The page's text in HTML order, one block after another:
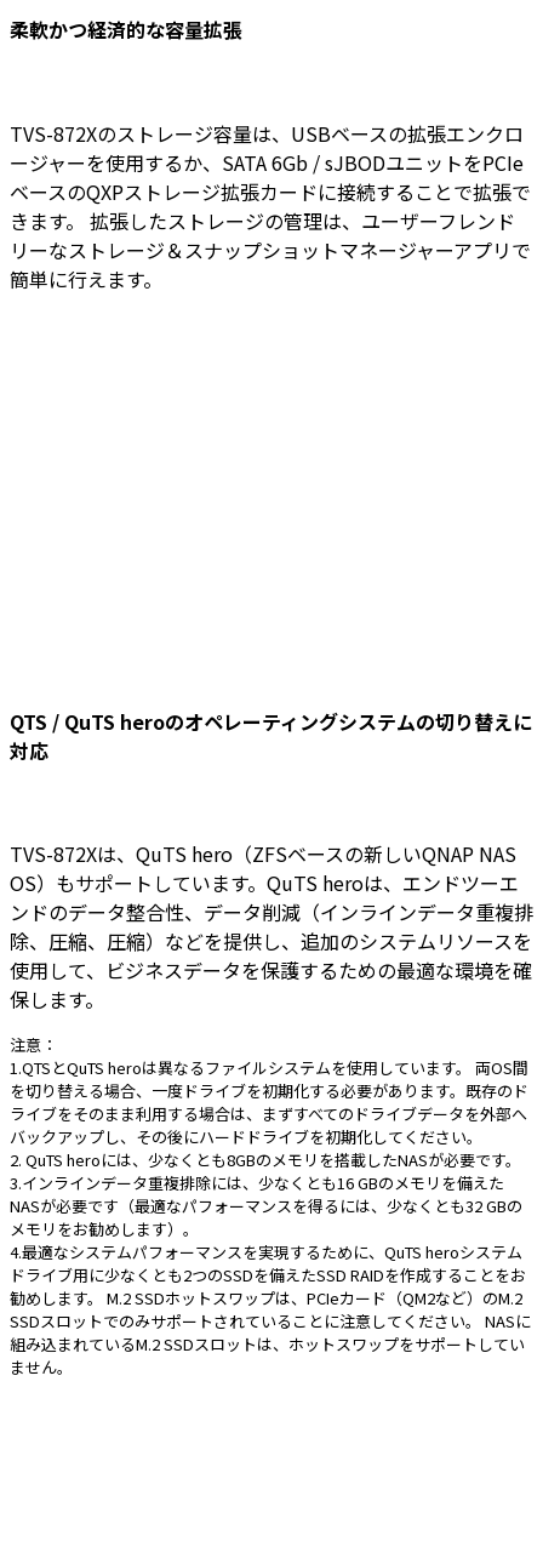
柔軟かつ経済的な容量拡張
TVS-872Xのストレージ容量は、USBベースの拡張エンクロ
ージャーを使用するか、SATA 6Gb / sJBODユニットをPCIe
ベースのQXPストレージ拡張カードに接続することで拡張で
きます。 拡張したストレージの管理は、ユーザーフレンド
リーなストレージ＆スナップショットマネージャーアプリで
簡単に行えます。
QTS / QuTS heroのオペレーティングシステムの切り替えに
対応
TVS-872Xは、QuTS hero（ZFSベースの新しいQNAP NAS
OS）もサポートしています。QuTS heroは、エンドツーエ
ンドのデータ整合性、データ削減（インラインデータ重複排
除、圧縮、圧縮）などを提供し、追加のシステムリソースを
使用して、ビジネスデータを保護するための最適な環境を確
保します。
注意：
1.QTSとQuTS heroは異なるファイルシステムを使用しています。 両OS間
を切り替える場合、一度ドライブを初期化する必要があります。既存のド
ライブをそのまま利用する場合は、まずすべてのドライブデータを外部へ
バックアップし、その後にハードドライブを初期化してください。
2. QuTS heroには、少なくとも8GBのメモリを搭載したNASが必要です。
3.インラインデータ重複排除には、少なくとも16 GBのメモリを備えた
NASが必要です（最適なパフォーマンスを得るには、少なくとも32 GBの
メモリをお勧めします）。
4.最適なシステムパフォーマンスを実現するために、QuTS heroシステム
ドライブ用に少なくとも2つのSSDを備えたSSD RAIDを作成することをお
勧めします。 M.2 SSDホットスワップは、PCIeカード（QM2など）のM.2
SSDスロットでのみサポートされていることに注意してください。 NASに
組み込まれているM.2 SSDスロットは、ホットスワップをサポートしてい
ません。